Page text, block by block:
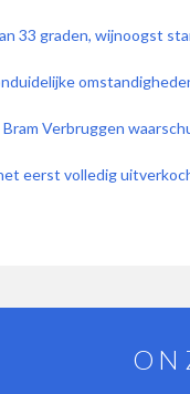
33 graden, wijnoogst
Verbruggen
eerst volledig